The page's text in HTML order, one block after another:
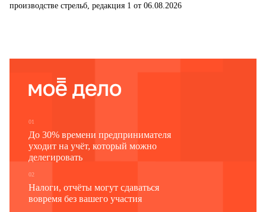
производстве стрельб, редакция 1 от 06.08.2026
01
До 30% времени предпринимателя
уходит на учёт, который можно
делегировать
02
Налоги, отчёты могут сдаваться
вовремя без вашего участия